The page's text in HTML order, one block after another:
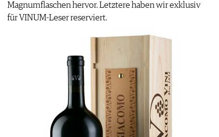
Magnumflaschen hervor. Letztere haben wir exklusiv
für VINUM-Leser reserviert.